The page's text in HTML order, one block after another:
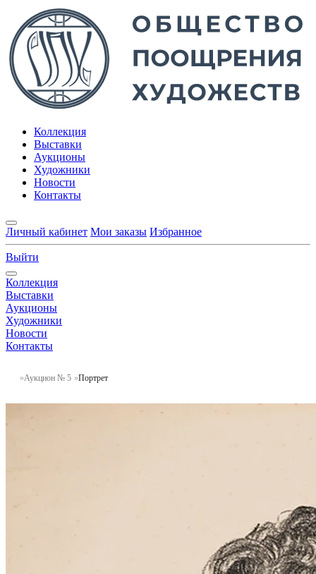
Коллекция
Выставки
Аукционы
Художники
Новости
Контакты
Личный кабинет Мои заказы Избранное
Выйти
Коллекция
Выставки
Аукционы
Художники
Новости
Контакты
Аукцион № 5 Портрет